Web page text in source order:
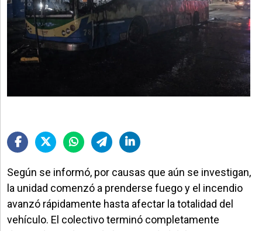
»
Sociedad
Según se informó, por causas que aún se investigan,
la unidad comenzó a prenderse fuego y el incendio
avanzó rápidamente hasta afectar la totalidad del
vehículo. El colectivo terminó completamente